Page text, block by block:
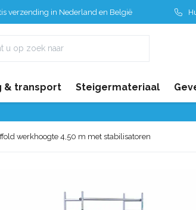
verzending in Nederland en België
& transport Steigermateriaal
werkhoogte 4,50 m met stabilisatoren